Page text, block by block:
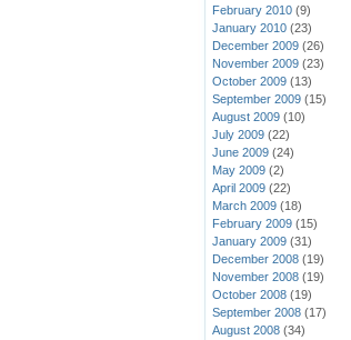
February 2010 (9)
January 2010 (23)
December 2009 (26)
November 2009 (23)
October 2009 (13)
September 2009 (15)
August 2009 (10)
July 2009 (22)
June 2009 (24)
May 2009 (2)
April 2009 (22)
March 2009 (18)
February 2009 (15)
January 2009 (31)
December 2008 (19)
November 2008 (19)
October 2008 (19)
September 2008 (17)
August 2008 (34)